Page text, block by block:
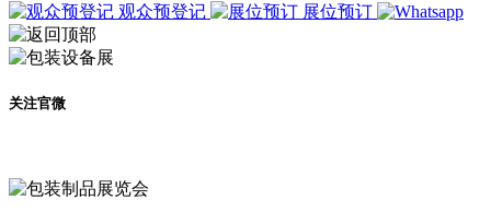
观众预登记
展位预订
关注官微